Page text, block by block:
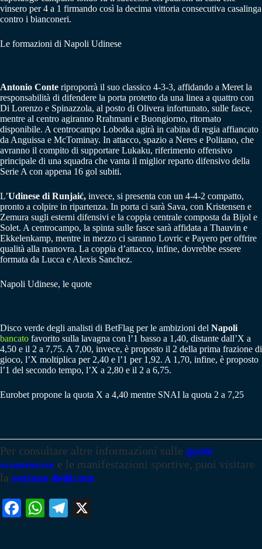
vinsero per 4 a 1 firmando così la decima vittoria consecutiva casalinga
contro i bianconeri.
Le formazioni di Napoli Udinese
Antonio Conte riproporrà il suo classico 4-3-3, affidando a Meret la
responsabilità di difendere la porta protetto da una linea a quattro con
Di Lorenzo e Spinazzola, al posto di Olivera infortunato, sulle fasce,
mentre al centro agiranno Rrahmani e Buongiorno, ritornato
disponibile. A centrocampo Lobotka agirà in cabina di regia affiancato
da Anguissa e McTominay. In attacco, spazio a Neres e Politano, che
avranno il compito di supportare Lukaku, riferimento offensivo
principale di una squadra che vanta il miglior reparto difensivo della
Serie A con appena 16 gol subiti.
L’Udinese di Runjaić, invece, si presenta con un 4-4-2 compatto,
pronto a colpire in ripartenza. In porta ci sarà Sava, con Kristensen e
Zemura sugli esterni difensivi e la coppia centrale composta da Bijol e
Solet. A centrocampo, la spinta sulle fasce sarà affidata a Thauvin e
Ekkelenkamp, mentre in mezzo ci saranno Lovric e Payero per offrire
qualità alla manovra. La coppia d’attacco, infine, dovrebbe essere
formata da Lucca e Alexis Sanchez.
Napoli Udinese, le quote
Disco verde degli analisti di BetFlag per le ambizioni del Napoli
bancato favorito sulla lavagna con l’1 basso a 1,40, distante dall’X a
4,50 e il 2 a 7,75. A 7,00, invece, è proposto il 2 della prima frazione di
gioco, l’X moltiplica per 2,40 e l’1 per 1,92. A 1,70, infine, è proposto
l’1 del secondo tempo, l’X a 2,80 e il 2 a 6,75.
Eurobet propone la quota X a 4,40 mentre SNAI la quota 2 a 7,25
Per consultare altre informazioni sulle quote
scommesse e le manifestazioni sportive, puoi visitare
la sezione dedicata
Fa W
Te